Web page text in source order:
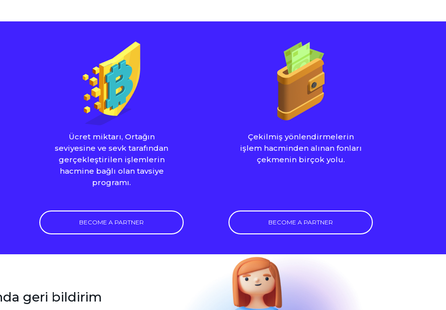
Ücret miktarı, Ortağın
seviyesine ve sevk tarafından
gerçekleştirilen işlemlerin
hacmine bağlı olan tavsiye
programı.
BECOME A PARTNER
Çekilmiş yönlendirmelerin
işlem hacminden alınan fonları
çekmenin birçok yolu.
BECOME A PARTNER
geri bildirim